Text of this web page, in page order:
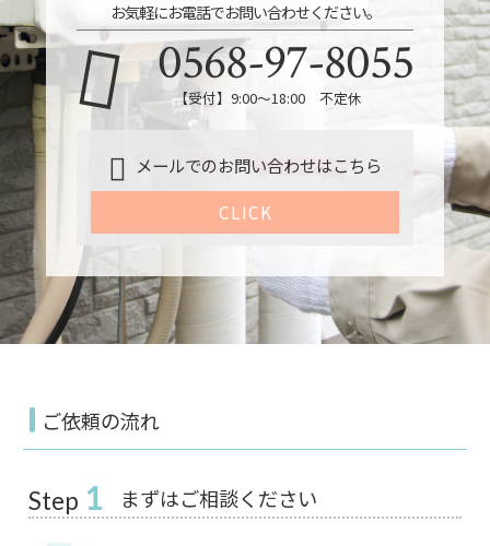
お気軽にお電話でお問い合わせください。
0568-97-8055
【受付】9:00～18:00 不定休
メールでのお問い合わせはこちら
CLICK
ご依頼の流れ
Step 1 まずはご相談ください